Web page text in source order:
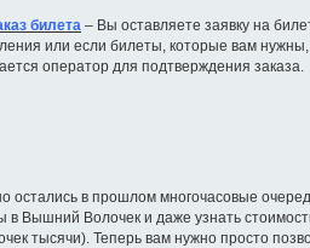
билета – Вы оставляете заявку на
или если билеты, которые вам
оператор для подтверждения заказа.
в прошлом многочасовые
Вышний Волочек и даже узнать
тысячи). Теперь вам нужно просто